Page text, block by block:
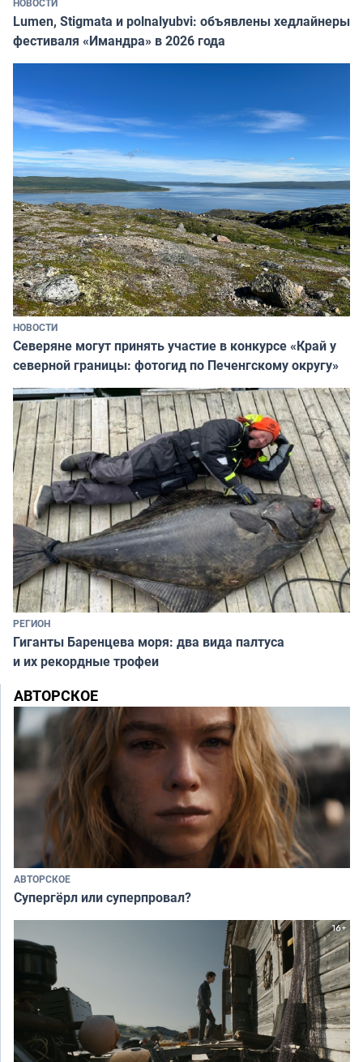
Lumen, Stigmata и polnalyubvi: объявлены хедлайнеры
фестиваля «Имандра» в 2026 года
НОВОСТИ
Северяне могут принять участие в конкурсе «Край у
северной границы: фотогид по Печенгскому округу»
РЕГИОН
Гиганты Баренцева моря: два вида палтуса
и их рекордные трофеи
АВТОРСКОЕ
АВТОРСКОЕ
Супергёрл или суперпровал?